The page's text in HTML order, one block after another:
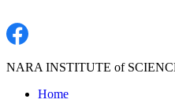
NARA INSTITUTE of
Home